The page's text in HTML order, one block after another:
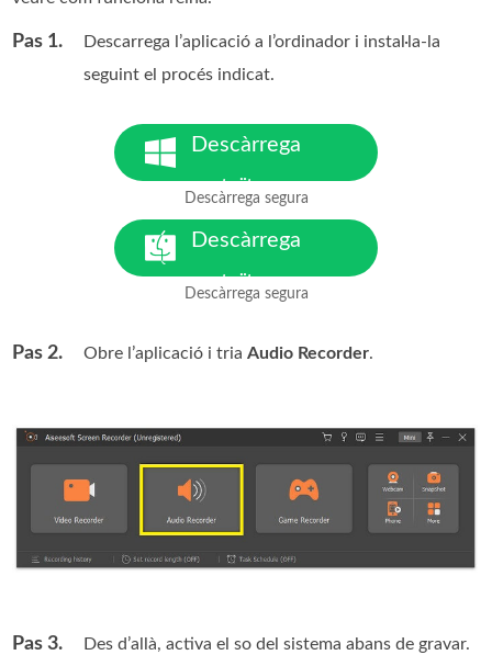
Pas 1.
Descarrega l’aplicació a l’ordinador i instal·la-la
seguint el procés indicat.
Descàrrega
gratuïta
Per a Windows 7 o posterior
Descàrrega segura
Descàrrega
gratuïta
Per a MacOS 10.7 o posterior
Descàrrega segura
Pas 2. Obre l’aplicació i triaAudio Recorder.
Pas 3.
Des d’allà, activa el so del sistema abans de gravar.